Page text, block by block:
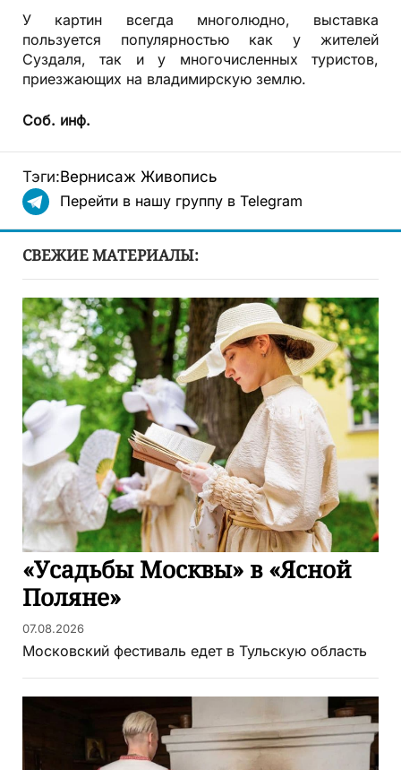
У картин всегда многолюдно, выставка
пользуется популярностью как у жителей
Суздаля, так и у многочисленных туристов,
приезжающих на владимирскую землю.
Соб. инф.
Тэги:Вернисаж Живопись
Перейти в нашу группу в Telegram
СВЕЖИЕ МАТЕРИАЛЫ:
«Усадьбы Москвы» в «Ясной
Поляне»
07.08.2026
Московский фестиваль едет в Тульскую область